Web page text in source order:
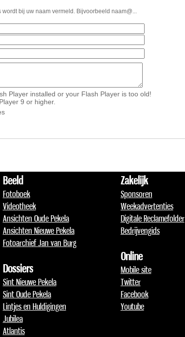
bij uw naam vermeld. Bijvoorbeeld naam@...
Player installed or your Flash Player is too old!
9 or higher.
Beeld
Fotoboek
Videotheek
Ansichten Oude Pekela
Ansichten Nieuwe Pekela
Fotoarchief Jan van Burg
Dossiers
Sint Nieuwe Pekela
Sint Oude Pekela
Lintjes en Huldigingen
Jubilea
Atlantis
Zakelijk
Sponsoren
Weekadvertenties
Digitale Reclamefolder
Bedrijvengids
Online
Mobile site
Twitter
Facebook
Youtube